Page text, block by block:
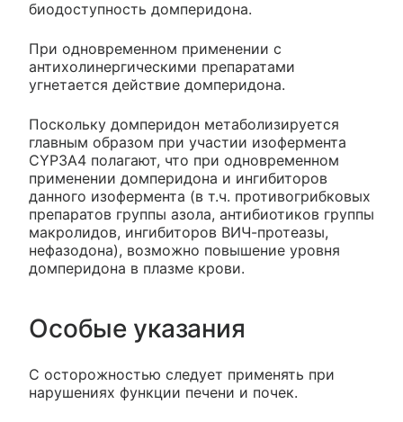
биодоступность домперидона.
При одновременном применении с
антихолинергическими препаратами
угнетается действие домперидона.
Поскольку домперидон метаболизируется
главным образом при участии изофермента
CYP3A4 полагают, что при одновременном
применении домперидона и ингибиторов
данного изофермента (в т.ч. противогрибковых
препаратов группы азола, антибиотиков группы
макролидов, ингибиторов ВИЧ-протеазы,
нефазодона), возможно повышение уровня
домперидона в плазме крови.
Особые указания
С осторожностью следует применять при
нарушениях функции печени и почек.